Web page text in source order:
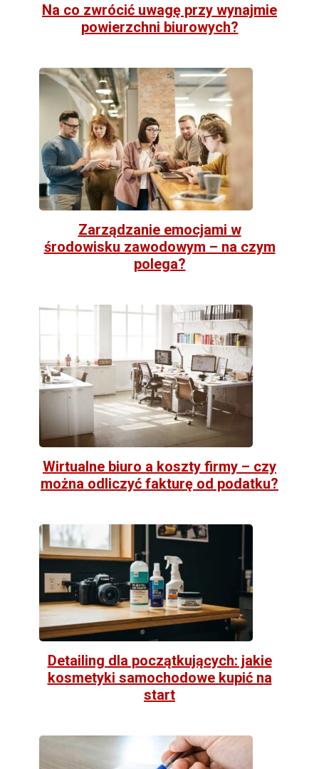
Na co zwrócić uwagę przy wynajmie
powierzchni biurowych?
Zarządzanie emocjami w
środowisku zawodowym – na czym
polega?
Wirtualne biuro a koszty firmy – czy
można odliczyć fakturę od podatku?
Detailing dla początkujących: jakie
kosmetyki samochodowe kupić na
start